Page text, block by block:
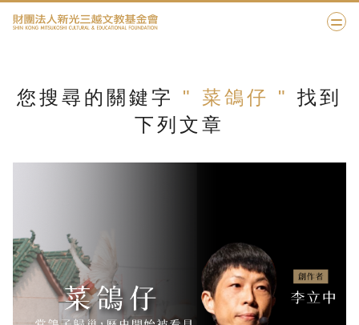
您搜尋的關鍵字 " 菜鴿仔 " 找到
下列文章